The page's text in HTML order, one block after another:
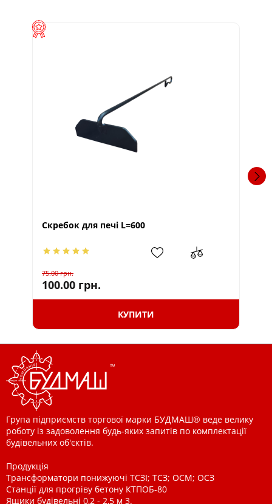
Скребок для печі L=600
75.00грн.
100.00 грн.
КУПИТИ
Група підприємств торгової марки БУДМАШ® веде велику
роботу із задоволення будь-яких запитів по комплектації
будівельних об'єктів.
Продукція
Трансформатори понижуючі ТСЗІ; ТСЗ; ОСМ; ОСЗ
Станції для прогріву бетону КТПОБ-80
Ящики будівельні 0,2 - 2,5 м 3.